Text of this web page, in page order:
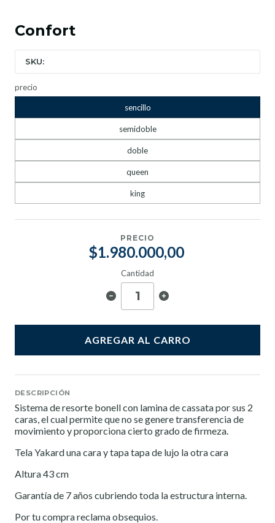
Confort
SKU:
precio
sencillo
semidoble
doble
queen
king
PRECIO
$1.980.000,00
Cantidad
AGREGAR AL CARRO
DESCRIPCIÓN
Sistema de resorte bonell con lamina de cassata por sus 2
caras, el cual permite que no se genere transferencia de
movimiento y proporciona cierto grado de firmeza.
Tela Yakard una cara y tapa tapa de lujo la otra cara
Altura 43 cm
Garantía de 7 años cubriendo toda la estructura interna.
Por tu compra reclama obsequios.